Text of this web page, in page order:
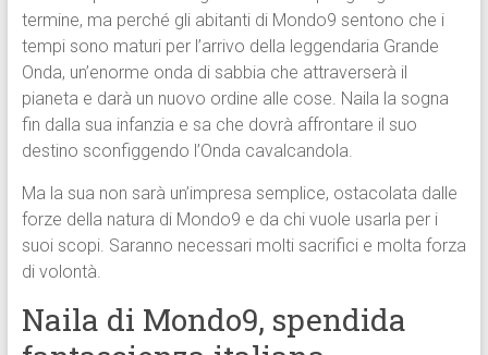
termine, ma perché gli abitanti di Mondo9 sentono che i
tempi sono maturi per l’arrivo della leggendaria Grande
Onda, un’enorme onda di sabbia che attraverserà il
pianeta e darà un nuovo ordine alle cose. Naila la sogna
fin dalla sua infanzia e sa che dovrà affrontare il suo
destino sconfiggendo l’Onda cavalcandola.
Ma la sua non sarà un’impresa semplice, ostacolata dalle
forze della natura di Mondo9 e da chi vuole usarla per i
suoi scopi. Saranno necessari molti sacrifici e molta forza
di volontà.
Naila di Mondo9, spendida